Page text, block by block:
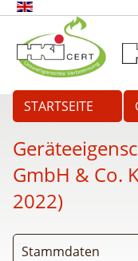
STARTSEITE
GmbH & Co.
2022)
Stammdaten